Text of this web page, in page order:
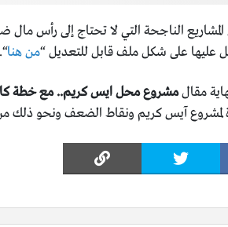
الناجحة التي لا تحتاج إلى رأس
عليها على شكل ملف قابل للتعديل “من هنا“.
مقالمشروع محل ايس كريم.. مع خطة
لمشروع آيس كريم ونقاط الضعف ونحو ذلك من